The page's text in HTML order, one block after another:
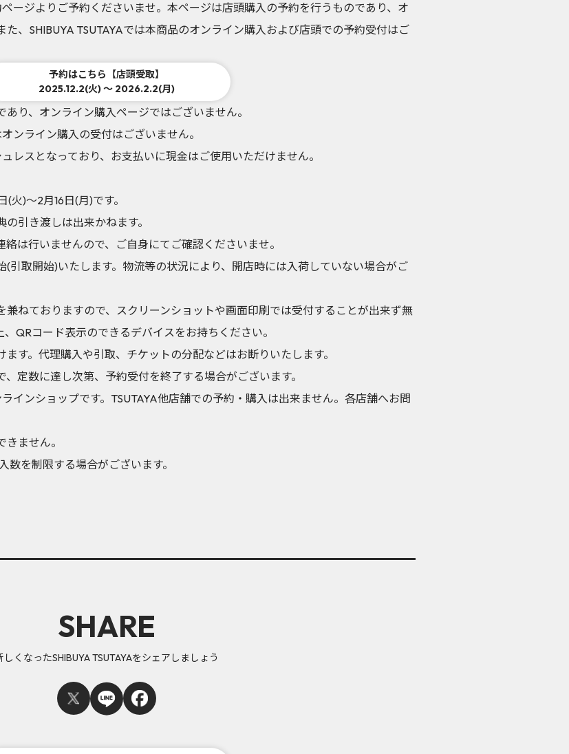
ージよりご予約くださいませ。本ページは店頭購入の予約を行うものであり、オ
、SHIBUYA TSUTAYAでは本商品のオンライン購入および店頭での予約受付はご
予約はこちら【店頭受取】
2025.12.2(火) ～ 2026.2.2(月)
り、オンライン購入ページではございません。
ンライン購入の受付はございません。
レスとなっており、お支払いに現金はご使用いただけません。
)～2月16日(月)です。
引き渡しは出来かねます。
は行いませんので、ご自身にてご確認くださいませ。
引取開始)いたします。物流等の状況により、開店時には入荷していない場合がご
ねておりますので、スクリーンショットや画面印刷では受付することが出来ず無
QRコード表示のできるデバイスをお持ちください。
す。代理購入や引取、チケットの分配などはお断りいたします。
定数に達し次第、予約受付を終了する場合がございます。
インショップです。TSUTAYA他店舗での予約・購入は出来ません。各店舗へお問
ません。
を制限する場合がございます。
SHARE
しくなったSHIBUYA TSUTAYAをシェアしましょう